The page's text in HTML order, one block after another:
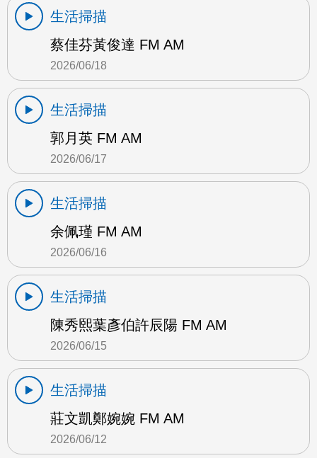
生活掃描
蔡佳芬黃俊達 FM AM
2026/06/18
生活掃描
郭月英 FM AM
2026/06/17
生活掃描
余佩瑾 FM AM
2026/06/16
生活掃描
陳秀熙葉彥伯許辰陽 FM AM
2026/06/15
生活掃描
莊文凱鄭婉婉 FM AM
2026/06/12